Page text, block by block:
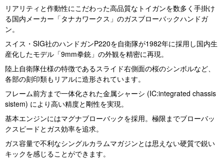
リアリティと作動性にこだわった高品質なトイガンを数多く手掛け
る国内メーカー「タナカワークス」のガスブローバックハンドガ
ン。
スイス・SIG社のハンドガンP220を自衛隊が1982年に採用し国内生
産化したモデル「9mm拳銃」の外観を精密に再現。
陸上自衛隊仕様の特徴であるスライド右側面の桜のシンボルなど、
各部の刻印類もリアルに造形されています。
フレーム前方まで一体化された金属シャーシ (IC:integrated chassis
sistem) により高い精度と剛性を実現。
基本エンジンにはマグナブローバックを採用。極限までブローバッ
クスピードとガス効率を追求。
ガス容量で不利なシングルカラムマガジンとは思えない硬質で鋭い
キックを感じることができます。